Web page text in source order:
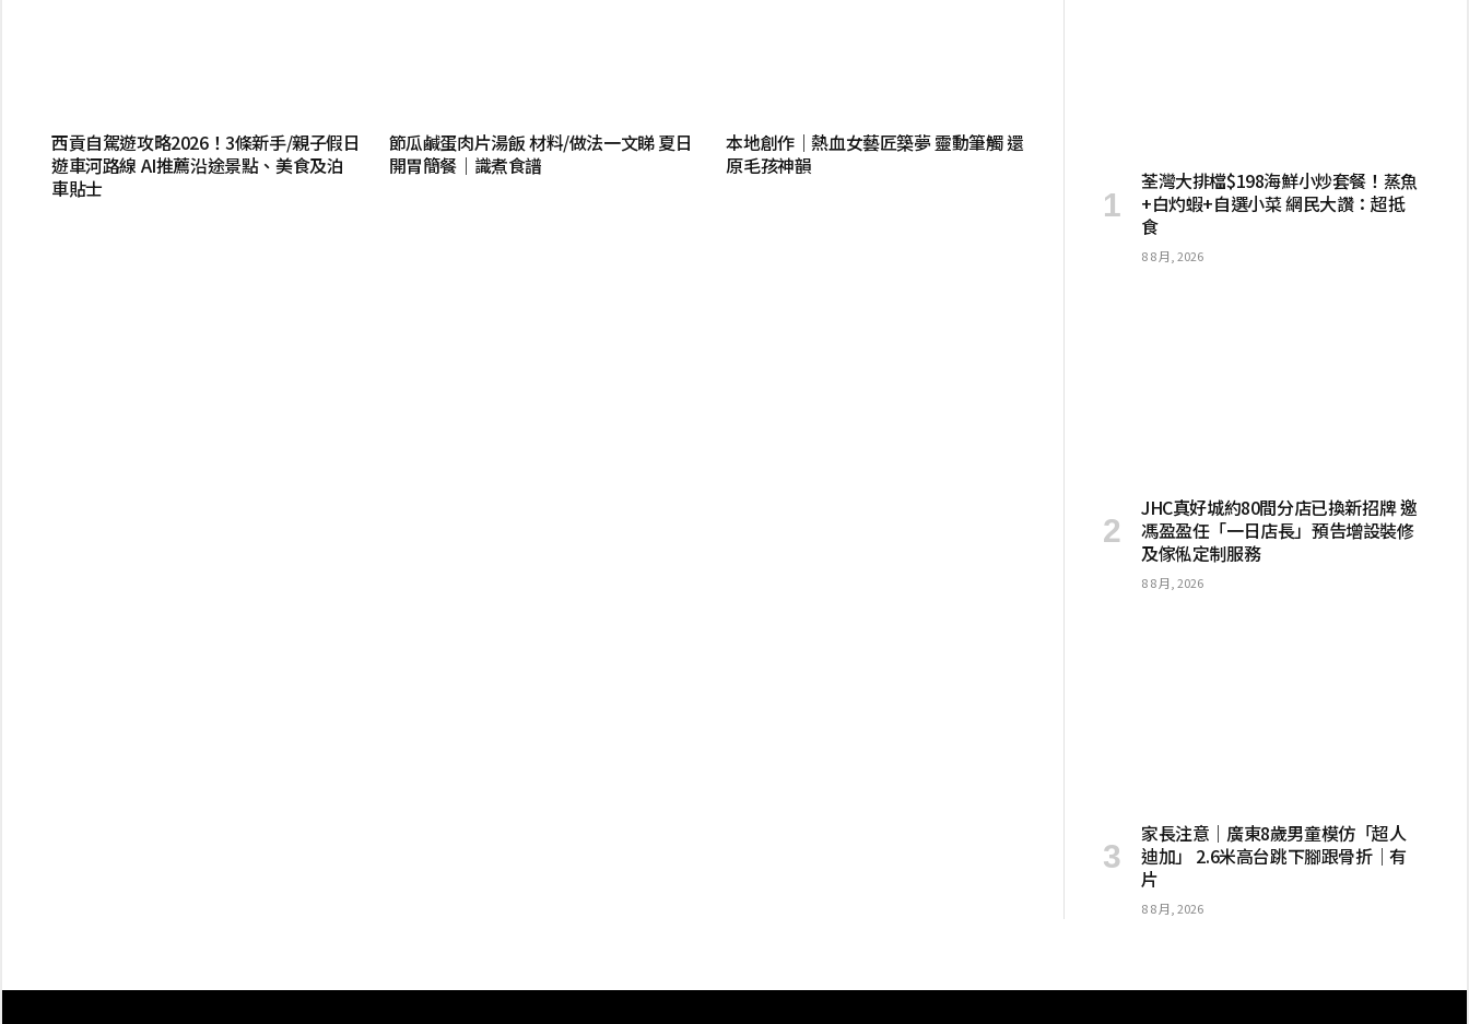
西貢自駕遊攻略2026！3條新手/親子假日
遊車河路線 AI推薦沿途景點、美食及泊
車貼士
節瓜鹹蛋肉片湯飯 材料/做法一文睇 夏日
開胃簡餐｜識煮食譜
本地創作｜熱血女藝匠築夢 靈動筆觸 還
原毛孩神韻
荃灣大排檔$198海鮮小炒套餐！蒸魚
+白灼蝦+自選小菜 網民大讚：超抵
食
8 8 月, 2026
JHC真好城約80間分店已換新招牌 邀
馮盈盈任「一日店長」預告增設裝修
及傢俬定制服務
8 8 月, 2026
家長注意｜廣東8歲男童模仿「超人
迪加」 2.6米高台跳下腳跟骨折｜有
片
8 8 月, 2026